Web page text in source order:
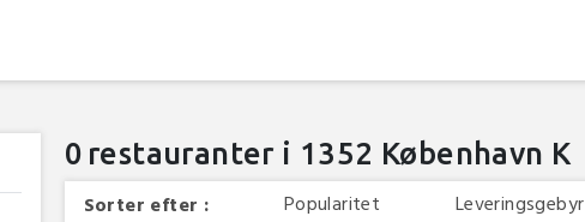
0 restauranter i 1352 København K
Sorter efter : Popularitet Leveringsgebyr